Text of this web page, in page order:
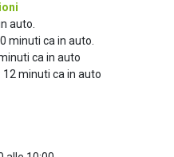
auto.
minuti ca in auto.
ca in auto
12 minuti ca in auto